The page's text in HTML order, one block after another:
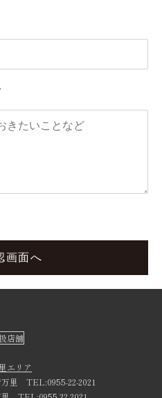
店舗
エリア
万里 TEL:0955-22-2021